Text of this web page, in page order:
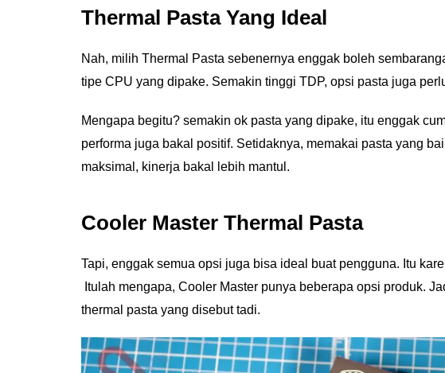
Thermal Pasta Yang Ideal
Nah, milih Thermal Pasta sebenernya enggak boleh
tipe CPU yang dipake. Semakin tinggi TDP, opsi pasta juga
Mengapa begitu? semakin ok pasta yang dipake, itu enggak
performa juga bakal positif. Setidaknya, memakai pasta yang
maksimal, kinerja bakal lebih mantul.
Cooler Master Thermal Pasta
Tapi, enggak semua opsi juga bisa ideal buat pengguna. Itu
Itulah mengapa, Cooler Master punya beberapa opsi produk.
thermal pasta yang disebut tadi.